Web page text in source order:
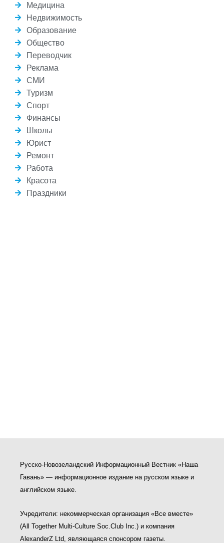
Медицина
Недвижимость
Образование
Общество
Переводчик
Реклама
СМИ
Туризм
Спорт
Финансы
Школы
Юрист
Ремонт
Работа
Красота
Праздники
Русско-Новозеландский Информационный Вестник «Наша
Гавань» — информационное издание на русском языке и
английском языке.
Учредители: некоммерческая организация «Все вместе»
(All Together Multi-Culture Soс.Club Inc.) и компания
AlexanderZ Ltd, являющаяся спонсором газеты.